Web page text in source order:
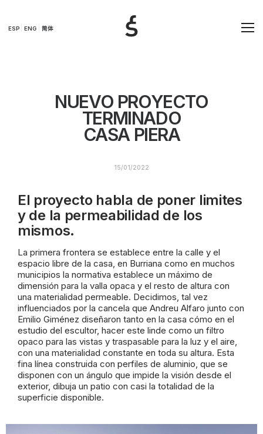
ESP ENG 简体
NUEVO PROYECTO
TERMINADO
CASA PIERA
15/01/2022
El proyecto habla de poner limites
y de la permeabilidad de los
mismos.
La primera frontera se establece entre la calle y el
espacio libre de la casa, en Burriana como en muchos
municipios la normativa establece un máximo de
dimensión para la valla opaca y el resto de altura con
una materialidad permeable. Decidimos, tal vez
influenciados por la cancela que Andreu Alfaro junto con
Emilio Giménez diseñaron tanto en la casa cómo en el
estudio del escultor, hacer este linde como un filtro
opaco para las vistas y traspasable para la luz y el aire,
con una materialidad constante en toda su altura. Esta
fina línea construida con perfiles de aluminio, que se
disponen con un ángulo que impide la visión desde el
exterior, dibuja un patio con casi la totalidad de la
superficie disponible.